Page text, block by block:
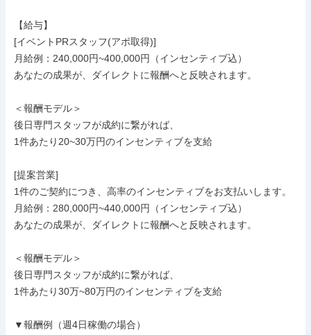
【給与】
[イベントPRスタッフ(アポ取得)]
月給例：240,000円~400,000円（インセンティブ込）
あなたの成果が、ダイレクトに報酬へと反映されます。
＜報酬モデル＞
後日専門スタッフが成約に繋がれば、
1件あたり20~30万円のインセンティブを支給
[提案営業]
1件のご契約につき、高率のインセンティブをお支払いします。
月給例：280,000円~440,000円（インセンティブ込）
あなたの成果が、ダイレクトに報酬へと反映されます。
＜報酬モデル＞
後日専門スタッフが成約に繋がれば、
1件あたり30万~80万円のインセンティブを支給
▼報酬例（週4日稼働の場合）